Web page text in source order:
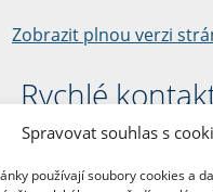
Spravovat souhlas s
používají soubory cookies a
Zobrazit plnou verzi
Rychlé
Filozofická fakulta
nám. Jana Palacha 1/2